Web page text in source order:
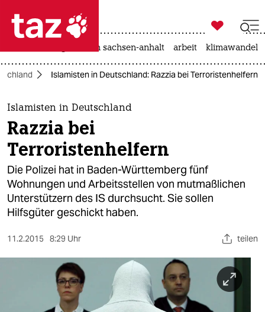
 taz zahl ich
taz zahl ich
themen
politik
öko
gesellschaft
kultur
sport

taz zahl ich
landtagswahl in sachsen-anhalt arbeit klimawandel
Islamisten in Deutschland: Razzia bei Terroristenhelfern
Islamisten in Deutschland
Razzia bei
Terroristenhelfern
Die Polizei hat in Baden-Württemberg fünf
Wohnungen und Arbeitsstellen von mutmaßlichen
Unterstützern des IS durchsucht. Sie sollen
Hilfsgüter geschickt haben.
11.2.2015 8:29 Uhr teilen